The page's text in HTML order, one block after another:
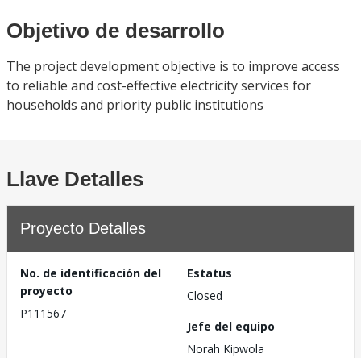
Objetivo de desarrollo
The project development objective is to improve access
to reliable and cost-effective electricity services for
households and priority public institutions
Llave Detalles
Proyecto Detalles
No. de identificación del
proyecto
P111567
Estatus
Closed
Jefe del equipo
Norah Kipwola